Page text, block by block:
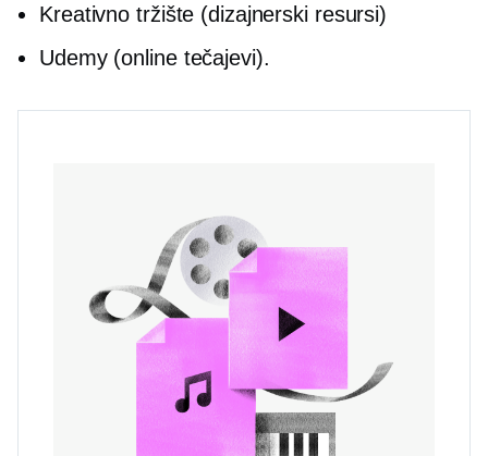
Kreativno tržište (dizajnerski resursi)
Udemy (online tečajevi).